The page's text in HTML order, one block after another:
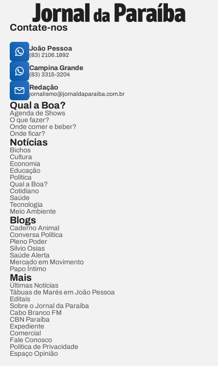
Contate-nos
João Pessoa
(83) 2106.1892
Campina Grande
(83) 3315-3204
Redação
jornalismo@jornaldaparaiba.com.br
Qual a Boa?
Agenda de Shows
O que fazer?
Onde comer e beber?
Onde ficar?
Notícias
Bichos
Cultura
Economia
Educação
Política
Qual a Boa?
Cotidiano
Saúde
Tecnologia
Meio Ambiente
Blogs
Caderno Animal
Conversa Política
Pleno Poder
Sílvio Osias
Saúde Alerta
Mercado em Movimento
Papo Íntimo
Mais
Últimas Notícias
Tábuas de Marés em João Pessoa
Editais
Sobre o Jornal da Paraíba
Cabo Branco FM
CBN Paraíba
Expediente
Comercial
Fale Conosco
Política de Privacidade
Espaço Opinião